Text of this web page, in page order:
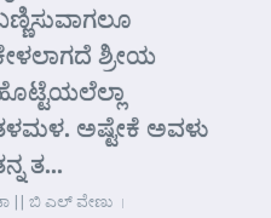
ಶ್ರೀಯ
ಅಷ್ಟೇಕೆ ಅವಳು
ತ...
|| ಬಿ ಎಲ್ ವೇಣು